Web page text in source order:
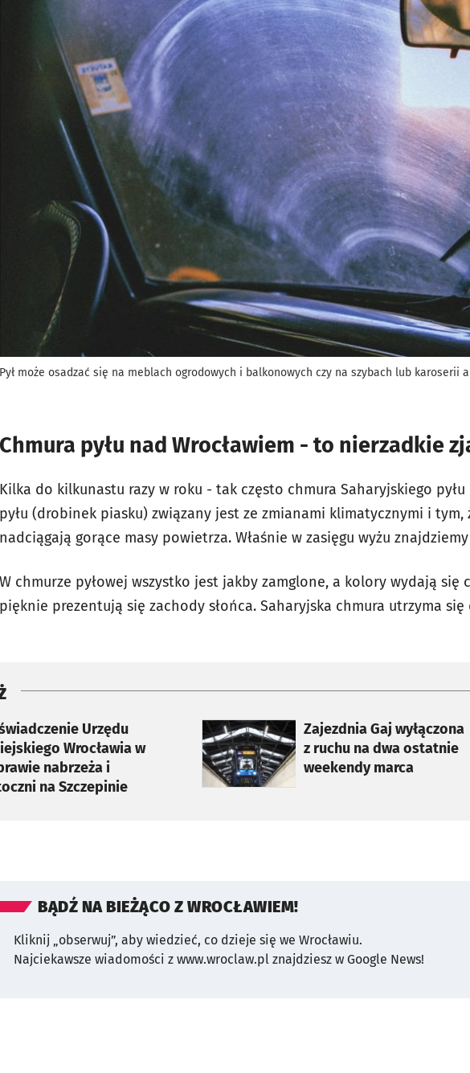
Pył może osadzać się na meblach ogrodowych i balkonowych czy na szybach lub karoserii
Chmura pyłu nad Wrocławiem - to nierzadkie
Kilka do kilkunastu razy w roku - tak często chmura Saharyjskiego pyłu
pyłu (drobinek piasku) związany jest ze zmianami klimatycznymi i tym,
nadciągają gorące masy powietrza. Właśnie w zasięgu wyżu
W chmurze pyłowej wszystko jest jakby zamglone, a kolory wydają się
pięknie prezentują się zachody słońca. Saharyjska chmura utrzyma się
Urzędu
Wrocławia w
nabrzeża i
na Szczepinie
karcie
Zajezdnia Gaj wyłączona
z ruchu na dwa ostatnie
weekendy marca
otworzy się w nowej karcie
BĄDŹ NA BIEŻĄCO Z WROCŁAWIEM!
Kliknij „obserwuj”, aby wiedzieć, co dzieje się we Wrocławiu.
Najciekawsze wiadomości z www.wroclaw.pl znajdziesz w Google News!